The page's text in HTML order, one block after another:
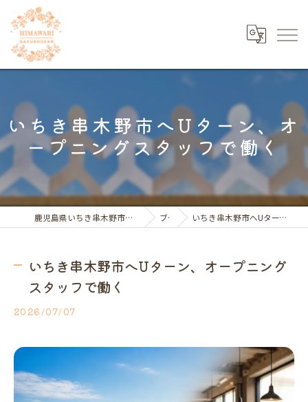
いちき串木野市へUターン、オ
ープニングスタッフで働く
鹿児島県いちき串木野市の福祉の求人ならひまわり学習館 ブログ いちき串木野市へUターン、オープニングスタッフで働く
いちき串木野市へUターン、オープニング
スタッフで働く
2026/07/07